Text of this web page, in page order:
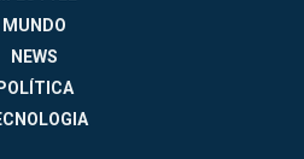
MUNDO
NEWS
POLÍTICA